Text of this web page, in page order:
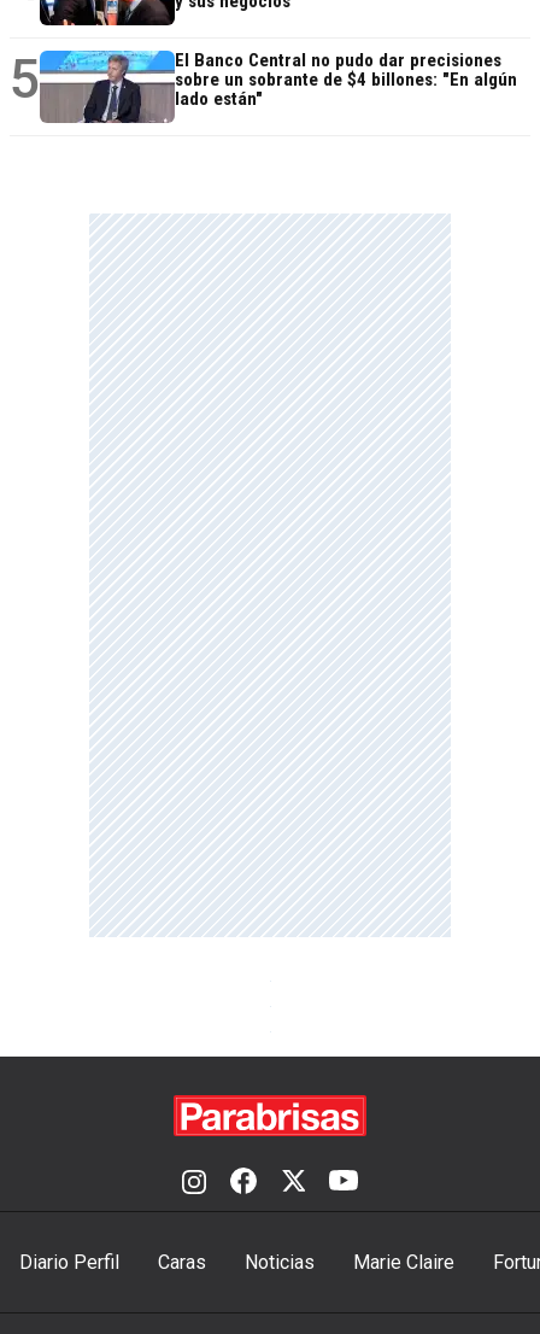
5
El Banco Central no pudo dar precisiones
sobre un sobrante de $4 billones: "En algún
lado están"
Diario Perfil Caras Noticias Marie Claire